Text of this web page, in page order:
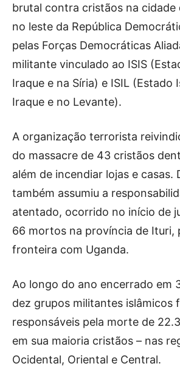
brutal contra cristãos na cidade
no leste da República
pelas Forças Democráticas
militante vinculado ao ISIS
Iraque e na Síria) e ISIL (Estado
Iraque e no Levante).
A organização terrorista
do massacre de 43 cristãos
além de incendiar lojas e casas.
também assumiu a
atentado, ocorrido no início de
66 mortos na província de Ituri,
fronteira com Uganda.
Ao longo do ano encerrado em
dez grupos militantes islâmicos
responsáveis pela morte de
em sua maioria cristãos – nas
Ocidental, Oriental e Central.